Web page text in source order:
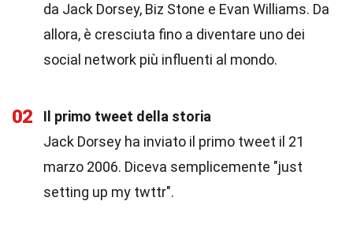
da Jack Dorsey, Biz Stone e Evan Williams. Da
allora, è cresciuta fino a diventare uno dei
social network più influenti al mondo.
02
Il primo tweet della storia
Jack Dorsey ha inviato il primo tweet il 21
marzo 2006. Diceva semplicemente "just
setting up my twttr".